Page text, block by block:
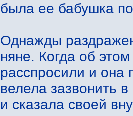
была ее бабушка
Однажды
няне. Когда об
расспросили и она
велела зазвонить
и сказала своей